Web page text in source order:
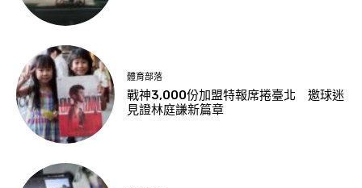
體育部落
戰神3,000份加盟特報席捲臺北 邀球迷
見證林庭謙新篇章